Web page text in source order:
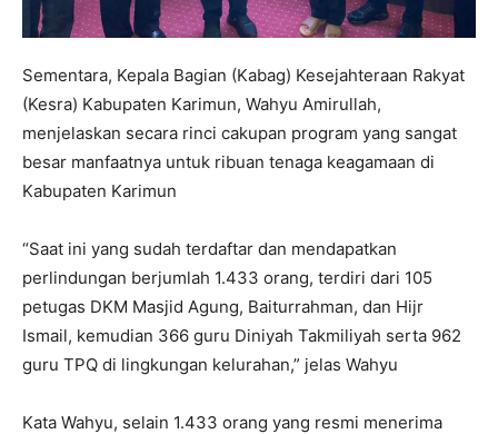
Sementara, Kepala Bagian (Kabag) Kesejahteraan Rakyat
(Kesra) Kabupaten Karimun, Wahyu Amirullah,
menjelaskan secara rinci cakupan program yang sangat
besar manfaatnya untuk ribuan tenaga keagamaan di
Kabupaten Karimun
“Saat ini yang sudah terdaftar dan mendapatkan
perlindungan berjumlah 1.433 orang, terdiri dari 105
petugas DKM Masjid Agung, Baiturrahman, dan Hijr
Ismail, kemudian 366 guru Diniyah Takmiliyah serta 962
guru TPQ di lingkungan kelurahan,” jelas Wahyu
Kata Wahyu, selain 1.433 orang yang resmi menerima